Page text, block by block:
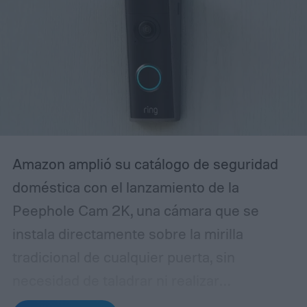
tu familia— es clave para evitar
frustraciones y lograr que la bocina
realmente responda como un miembro
Amazon amplió su catálogo de seguridad
doméstica con el lanzamiento de la
Peephole Cam 2K, una cámara que se
instala directamente sobre la mirilla
modificaciones estructurales. El dispositivo